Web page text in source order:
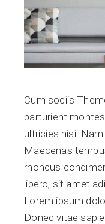
Cum sociis
parturient
ultricies nisi.
Maecenas
rhoncus
libero, sit amet
Lorem ipsum
Donec vitae